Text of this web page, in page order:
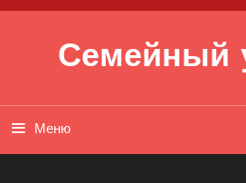
Перейти к содержимому
Семейный
Меню